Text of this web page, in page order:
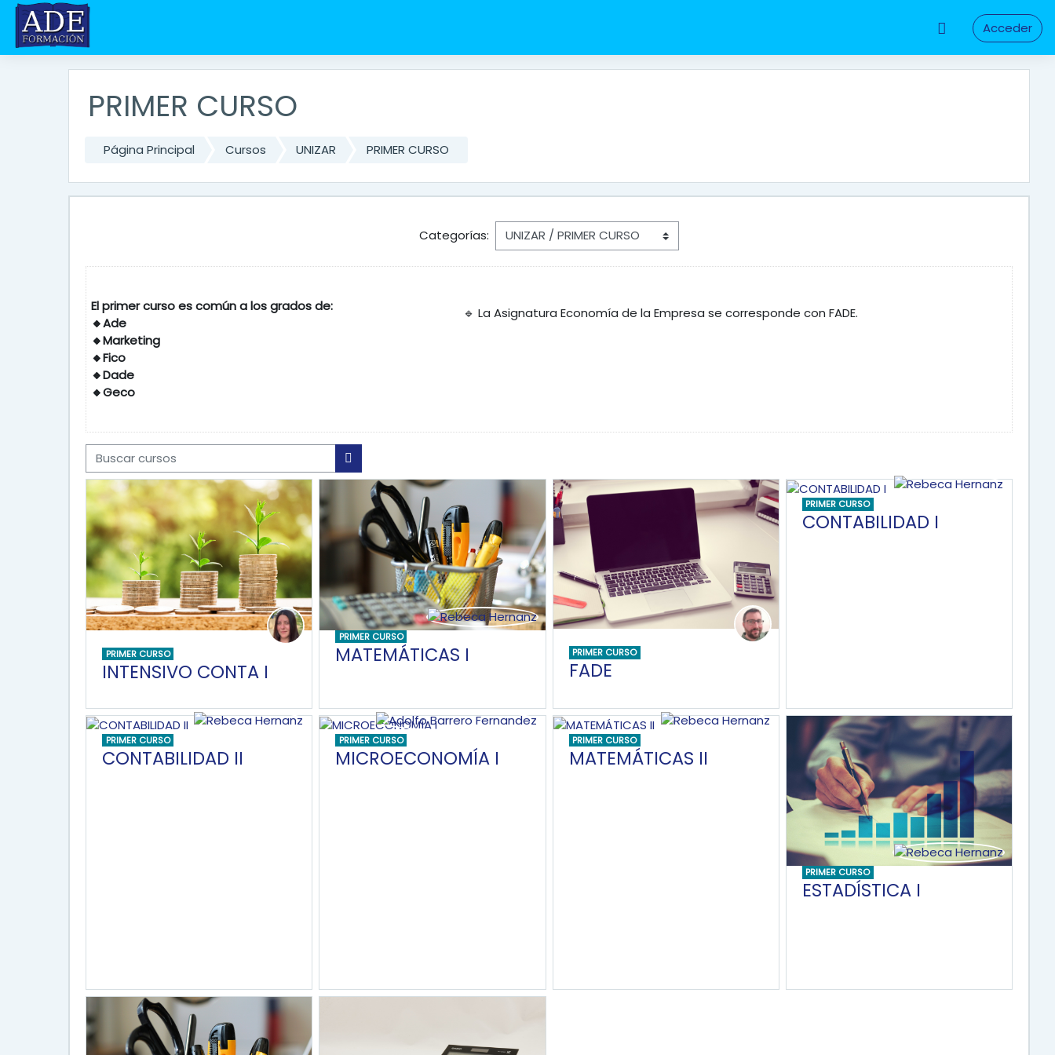
Acceder
Salta al contenido principal
PRIMER CURSO
Página Principal Cursos UNIZAR PRIMER CURSO
Categorías:
El primer curso es común a los grados de:
🔸Ade
🔸Marketing
🔸Fico
🔸Dade
🔸Geco
🔹 La Asignatura Economía de la Empresa se corresponde con FADE.
Buscar cursos
Buscar cursos
PRIMER CURSO
INTENSIVO CONTA I
PRIMER CURSO
MATEMÁTICAS I PRIMER CURSO
FADE
PRIMER CURSO
CONTABILIDAD I
PRIMER CURSO
CONTABILIDAD II
PRIMER CURSO
MICROECONOMÍA I
PRIMER CURSO
MATEMÁTICAS II
PRIMER CURSO
ESTADÍSTICA I